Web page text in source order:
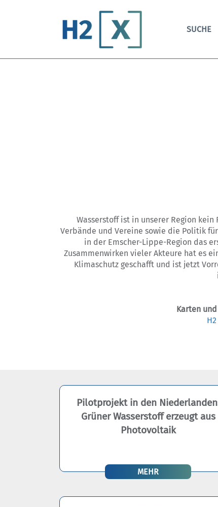
SUCHE
Wasserstoff ist in unserer Region
Verbände und Vereine sowie die Politik
in der Emscher-Lippe-Region das
Zusammenwirken vieler Akteure hat es
Klimaschutz geschafft und ist jetzt
Karten
Pilotprojekt in den
Grüner Wasserstoff erzeugt aus
Photovoltaik
MEHR